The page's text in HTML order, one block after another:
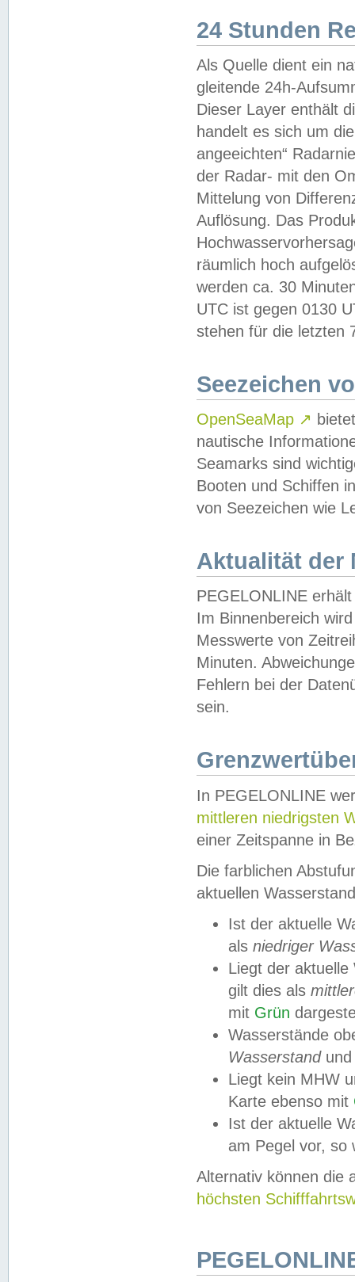
24 Stunden
Als Quelle dient ein
gleitende 24h-
Dieser Layer enthält
handelt es sich um
angeeichten“
der Radar- mit den
Mittelung von
Auflösung. Das
räumlich hoch
werden ca. 30
UTC ist gegen 0130
stehen für die letzten
Seezeichen
OpenSeaMap ↗
nautische
Seamarks sind
Booten und Schiffen
von Seezeichen wie
Aktualität der
PEGELONLINE
Im Binnenbereich
Messwerte von
Minuten.
Fehlern bei der
sein.
In PEGELONLINE
mittleren niedrigsten
einer Zeitspanne in
Die farblichen
aktuellen
Ist der aktuelle
als niedriger
Liegt der
gilt dies als
mit Grün
Wasserstände
Wasserstandund
Liegt kein MHW
Karte ebenso mit
Ist der aktuelle
am Pegel vor,
Alternativ können die
höchsten